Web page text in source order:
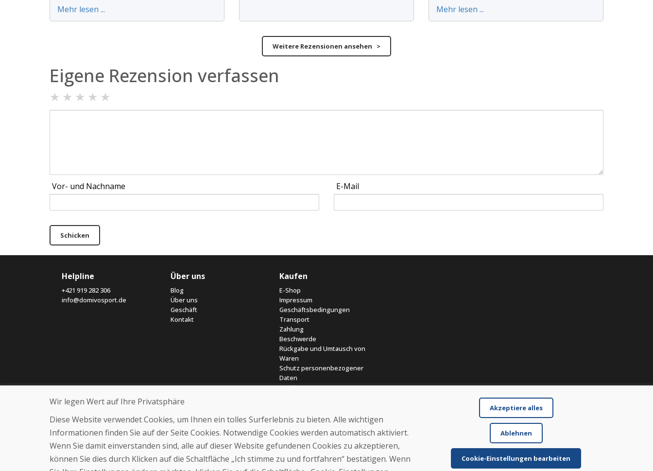
Mehr lesen ... Mehr lesen ...
Weitere Rezensionen ansehen >
Eigene Rezension verfassen
★ ★ ★ ★ ★
Vor- und Nachname E-Mail
Schicken
Helpline
+421 919 282 306
info@domivosport.de
Über uns
Blog
Über uns
Geschäft
Kontakt
Kaufen
E-Shop
Impressum
Geschäftsbedingungen
Transport
Zahlung
Beschwerde
Rückgabe und Umtausch von
Waren
Schutz personenbezogener
Daten
Cookies
Wir legen Wert auf Ihre Privatsphäre
Diese Website verwendet Cookies, um Ihnen ein tolles Surferlebnis zu bieten. Alle wichtigen
Informationen finden Sie auf der Seite Cookies. Notwendige Cookies werden automatisch aktiviert.
Wenn Sie damit einverstanden sind, alle auf dieser Website gefundenen Cookies zu akzeptieren,
können Sie dies durch Klicken auf die Schaltfläche „Ich stimme zu und fortfahren“ bestätigen. Wenn
Akzeptiere alles
Ablehnen
Cookie-Einstellungen bearbeiten